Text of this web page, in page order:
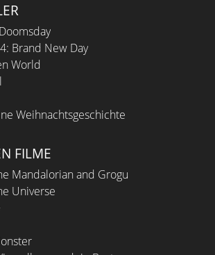
Brand New Day
World
Weihnachtsgeschichte
FILME
Mandalorian and Grogu
Universe